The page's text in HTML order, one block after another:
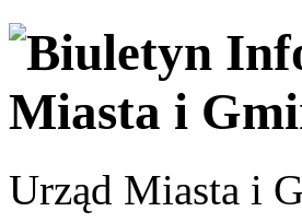
Urząd Miasta i